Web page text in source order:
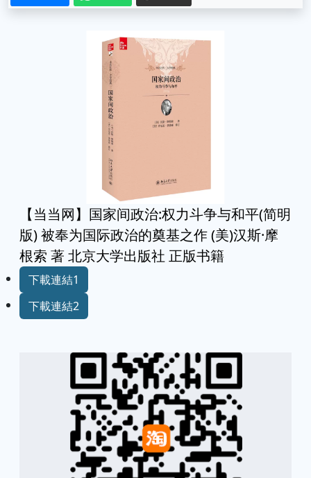
【当当网】国家间政治:权力斗争与和平(简明
版) 被奉为国际政治的奠基之作 (美)汉斯·摩
根索 著 北京大学出版社 正版书籍
下載連結1
下載連結2